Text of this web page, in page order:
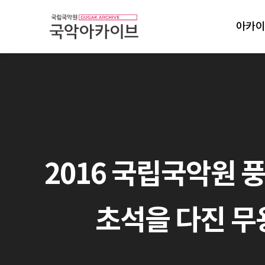
아카
2016 국립국악원
초석을 다진